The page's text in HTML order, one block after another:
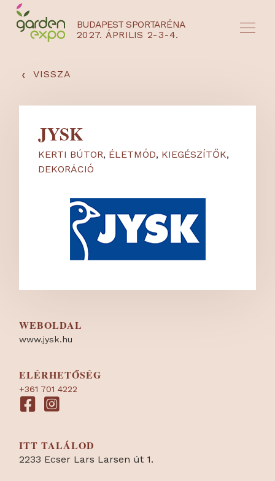
BUDAPEST SPORTARÉNA
2027. ÁPRILIS 2-3-4.
NYEREMÉNYJÁTÉK / REGISZTRÁCIÓ
‹ VISSZA
JYSK
KERTI BÚTOR, ÉLETMÓD, KIEGÉSZÍTŐK,
DEKORÁCIÓ
WEBOLDAL
www.jysk.hu
ELÉRHETŐSÉG
+361 701 4222
ITT TALÁLOD
2233 Ecser Lars Larsen út 1.